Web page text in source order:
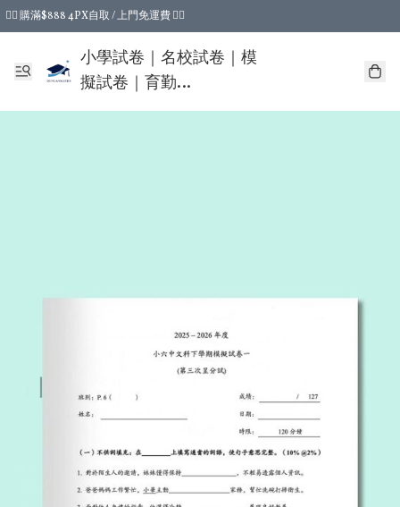
❤️‍🔥 購滿$888 4PX自取 / 上門免運費 ❤️‍🔥
❤️‍🔥 購滿$388 4PX自取運費即減$15 ❤️‍🔥
小學試卷｜名校試卷｜模
擬試卷｜育勤
DUNCANMATHS